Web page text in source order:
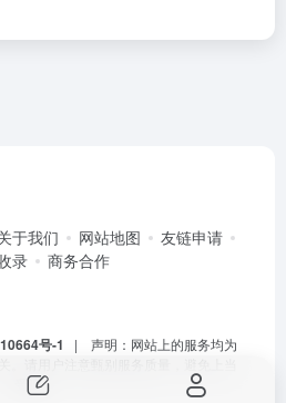
于我们 网站地图
友链申请
录
商务合作
号-1
| 声明：网站上的服务均为
受骗。